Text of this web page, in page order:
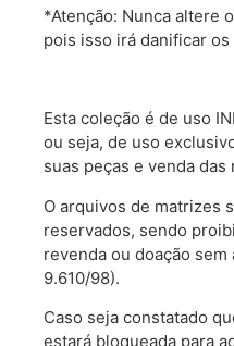
*Atenção: Nunca altere
pois isso irá danificar
Esta coleção é de uso
ou seja, de uso
suas peças e venda das
O arquivos de matrizes
reservados, sendo
revenda ou doação
9.610/98).
Caso seja constatado
estará bloqueada para